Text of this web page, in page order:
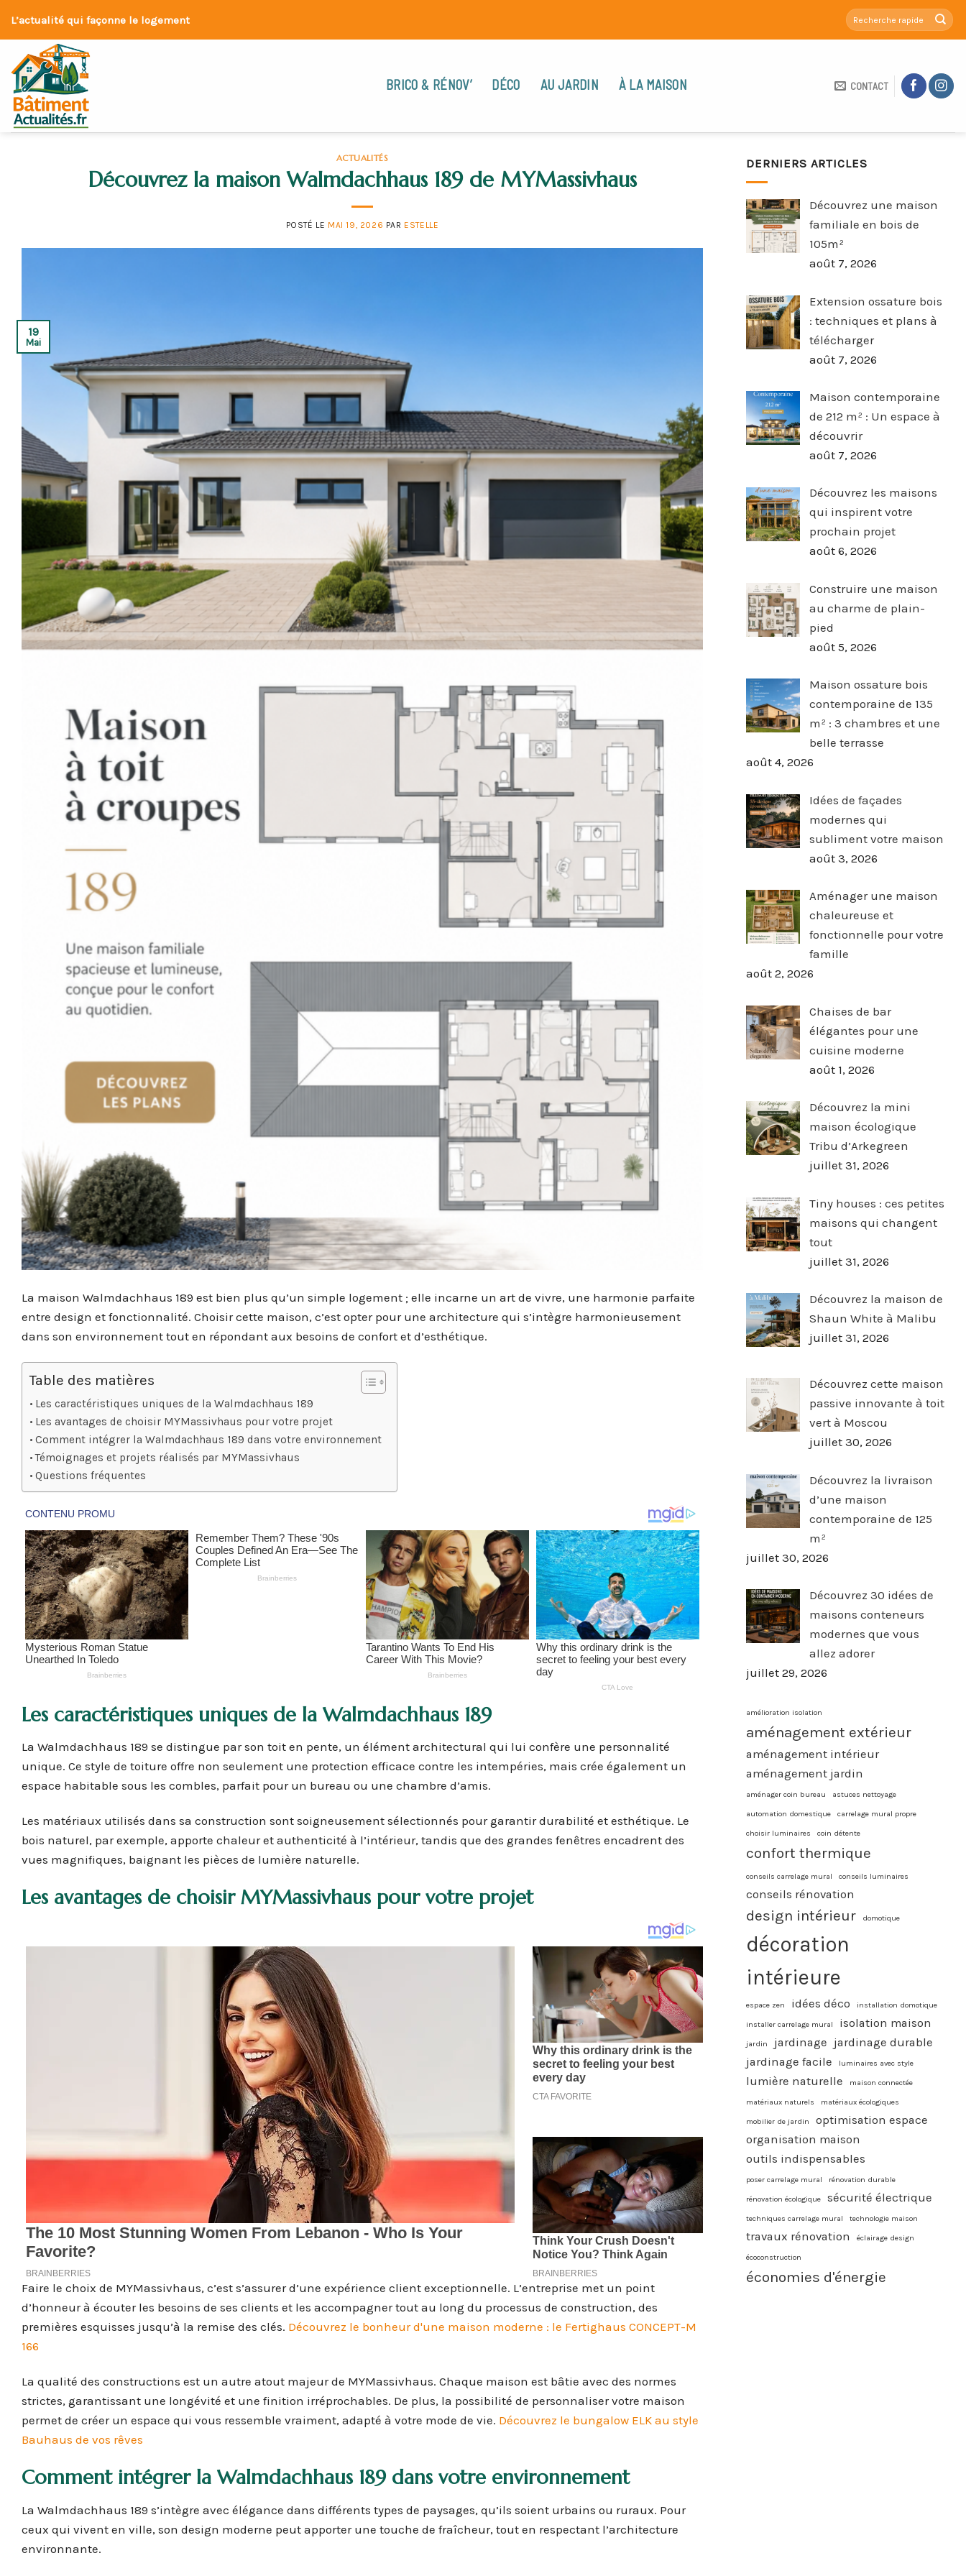
content
L’actualité qui façonne le logement
BRICO & RÉNOV’ DÉCO AU JARDIN À LA MAISON CONTACT
ACTUALITÉS
Découvrez la maison Walmdachhaus 189 de MYMassivhaus
POSTÉ LE MAI 19, 2026 PAR ESTELLE
19
Mai
La maison Walmdachhaus 189 est bien plus qu’un simple logement ; elle incarne un art de vivre, une harmonie parfaite
entre design et fonctionnalité. Choisir cette maison, c’est opter pour une architecture qui s’intègre harmonieusement
dans son environnement tout en répondant aux besoins de confort et d’esthétique.
Table des matières
Les caractéristiques uniques de la Walmdachhaus 189
Les avantages de choisir MYMassivhaus pour votre projet
Comment intégrer la Walmdachhaus 189 dans votre environnement
Témoignages et projets réalisés par MYMassivhaus
Questions fréquentes
Les caractéristiques uniques de la Walmdachhaus 189
La Walmdachhaus 189 se distingue par son toit en pente, un élément architectural qui lui confère une personnalité
unique. Ce style de toiture offre non seulement une protection efficace contre les intempéries, mais crée également un
espace habitable sous les combles, parfait pour un bureau ou une chambre d’amis.
Les matériaux utilisés dans sa construction sont soigneusement sélectionnés pour garantir durabilité et esthétique. Le
bois naturel, par exemple, apporte chaleur et authenticité à l’intérieur, tandis que des grandes fenêtres encadrent des
vues magnifiques, baignant les pièces de lumière naturelle.
Les avantages de choisir MYMassivhaus pour votre projet
Faire le choix de MYMassivhaus, c’est s’assurer d’une expérience client exceptionnelle. L’entreprise met un point
d’honneur à écouter les besoins de ses clients et les accompagner tout au long du processus de construction, des
premières esquisses jusqu’à la remise des clés. Découvrez le bonheur d'une maison moderne : le Fertighaus CONCEPT-M
166
La qualité des constructions est un autre atout majeur de MYMassivhaus. Chaque maison est bâtie avec des normes
strictes, garantissant une longévité et une finition irréprochables. De plus, la possibilité de personnaliser votre maison
permet de créer un espace qui vous ressemble vraiment, adapté à votre mode de vie. Découvrez le bungalow ELK au style
Bauhaus de vos rêves
Comment intégrer la Walmdachhaus 189 dans votre environnement
La Walmdachhaus 189 s’intègre avec élégance dans différents types de paysages, qu’ils soient urbains ou ruraux. Pour
ceux qui vivent en ville, son design moderne peut apporter une touche de fraîcheur, tout en respectant l’architecture
environnante.
DERNIERS ARTICLES
Découvrez une maison
familiale en bois de
105m²
août 7, 2026
Extension ossature bois
: techniques et plans à
télécharger
août 7, 2026
Maison contemporaine
de 212 m² : Un espace à
découvrir
août 7, 2026
Découvrez les maisons
qui inspirent votre
prochain projet
août 6, 2026
Construire une maison
au charme de plain-
pied
août 5, 2026
Maison ossature bois
contemporaine de 135
m² : 3 chambres et une
belle terrasse
août 4, 2026
Idées de façades
modernes qui
subliment votre maison
août 3, 2026
Aménager une maison
chaleureuse et
fonctionnelle pour votre
famille
août 2, 2026
Chaises de bar
élégantes pour une
cuisine moderne
août 1, 2026
Découvrez la mini
maison écologique
Tribu d’Arkegreen
juillet 31, 2026
Tiny houses : ces petites
maisons qui changent
tout
juillet 31, 2026
Découvrez la maison de
Shaun White à Malibu
juillet 31, 2026
Découvrez cette maison
passive innovante à toit
vert à Moscou
juillet 30, 2026
Découvrez la livraison
d’une maison
contemporaine de 125
m²
juillet 30, 2026
Découvrez 30 idées de
maisons conteneurs
modernes que vous
allez adorer
juillet 29, 2026
amélioration isolation
aménagement extérieur
aménagement intérieur
aménagement jardin
aménager coin bureau astuces nettoyage
automation domestique carrelage mural propre
choisir luminaires coin détente
confort thermique
conseils carrelage mural conseils luminaires
conseils rénovation
design intérieur domotique
décoration
intérieure
espace zen idées déco installation domotique
installer carrelage mural isolation maison
jardin jardinage jardinage durable
jardinage facile
luminaires avec style
lumière naturelle maison connectée
matériaux naturels matériaux écologiques
mobilier de jardin
optimisation espace
organisation maison
outils indispensables
poser carrelage mural rénovation durable
rénovation écologique sécurité électrique
techniques carrelage mural technologie maison
travaux rénovation éclairage design
écoconstruction
économies d'énergie